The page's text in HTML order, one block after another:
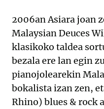
2006an Asiara joan
Malaysian Deuces
klasikoko taldea
bezala ere lan egin
pianojolearekin
bokalista izan zen,
Rhino) blues & rock